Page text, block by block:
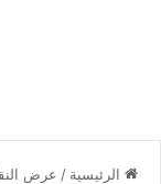
الرئيسية / عرض